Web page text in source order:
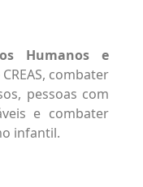
Humanos e
combater
pessoas com
e combater
infantil.